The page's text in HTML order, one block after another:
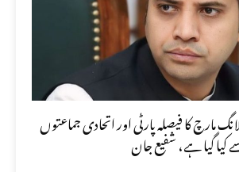
مارچ کا فیصلہ پارٹی اور اتحادی جماعتوں
گیا ہے، شفیع جان